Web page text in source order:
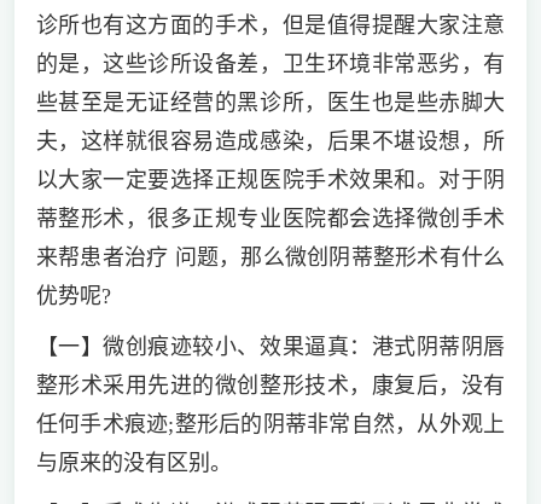
诊所也有这方面的手术，但是值得提醒大家注意
的是，这些诊所设备差，卫生环境非常恶劣，有
些甚至是无证经营的黑诊所，医生也是些赤脚大
夫，这样就很容易造成感染，后果不堪设想，所
以大家一定要选择正规医院手术效果和。对于阴
蒂整形术，很多正规专业医院都会选择微创手术
来帮患者治疗 问题，那么微创阴蒂整形术有什么
优势呢?
【一】微创痕迹较小、效果逼真：港式阴蒂阴唇
整形术采用先进的微创整形技术，康复后，没有
任何手术痕迹;整形后的阴蒂非常自然，从外观上
与原来的没有区别。